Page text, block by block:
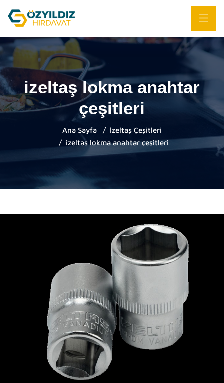
izeltaş lokma anahtar
çeşitleri
Ana Sayfa
İzeltaş Çeşitleri
izeltaş lokma anahtar çeşitleri